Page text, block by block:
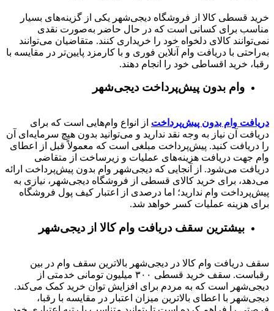
خرید قسطی کالا از فروشگاه دیجی‌شهر یکی از گزینه‌های بسیار
مناسب برای کسانی است که در حال حاضر به‌صورت نقدی
نمی‌توانند کالای دلخواه خود را خریداری کنند. متقاضیان می‌توانند
به‌راحتی با دریافت وام آنلاین فوری و با کارمزد پایین‌تر در مقایسه با
رقبا، خرید اقساطی خود را انجام دهند.
وام بدون پیش‌پرداخت‌ دیجی‌شهر
دریافت وام بدون پیش‌پرداخت از انواع وام‌هایی است که برای
دریافت آن نیاز به وجه نقد ندارید و می‌توانید بدون هیچ سرمایه‌ای آن
را دریافت کنید. پیش‌پرداخت مبلغی است که معمولاً قبل از اعطای
وام جهت دریافت هزینه‌های عملیات و زیرساخت از متقاضی
دریافت می‌شود. از آنجایی که دیجی‌شهر وام بدون پیش‌پرداخت ارائه
می‌دهد، برای خرید کالای قسطی از فروشگاه دیجی‌شهر، نیازی به
پیش‌پرداخت وام ندارید؛ اما درصدی از اعتبار کیف پول فروشگاه
برای هزینه عملیات کسر خواهد شد.
بیشترین سقف دریافت وام کالا از دیجی‌شهر
سقف دریافت وام کالا در دیجی‌شهر بالاترین سقف وام در بین
رقباست. سقف خرید قسطی ۳۰۰ میلیون تومانی خدمتی از
دیجی‌شهر است که به مردم برای افزایش توان خرید کمک می‌کند.
دیجی‌شهر با اعطای بالاترین میزان اعتبار در مقایسه با رقبا،